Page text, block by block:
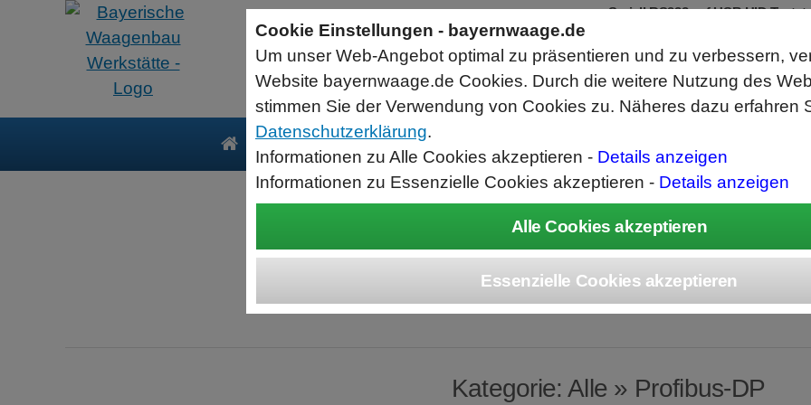
Produkte » Alle
Kategorie: Alle » Profibus-DP
Produkte Service
Sartorius Feuchtebestimmer MA35
jetzt zum Aktionspreis
Der MA35 ist das Einsteigermodell zur schnellen und
zuverlässigen Bestimmung der Materialfeuchte flüssiger, pastöser
und fester Substanzen mit dem Verfahren der Thermogravimetrie.
Wägebereich: 35 g, Ablesbarkeit: 1 mg
Seriell RS232 auf USB HID
RS232 Daten in Computer
Funktioniert wie eine USB Tastatur,
Verwendet Standard USB Tastatur
Datenbearbeitung vor Ausgabe
Cookie Einstellungen - bayernwaage.de
Um unser Web-Angebot optimal zu präsentieren und zu verbessern,
Website bayernwaage.de Cookies. Durch die weitere Nutzung des
stimmen Sie der Verwendung von Cookies zu. Näheres dazu erfahren
Datenschutzerklärung.
Informationen zu Alle Cookies akzeptieren - Details anzeigen
Informationen zu Essenzielle Cookies akzeptieren - Details anzeigen